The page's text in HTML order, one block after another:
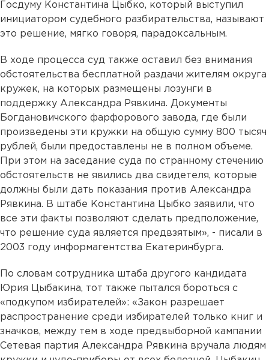
Госдуму Константина Цыбко, который выступил
инициатором судебного разбирательства, называют
это решение, мягко говоря, парадоксальным.
В ходе процесса суд также оставил без внимания
обстоятельства бесплатной раздачи жителям округа
кружек, на которых размещены лозунги в
поддержку Александра Рявкина. Документы
Богдановичского фарфорового завода, где были
произведены эти кружки на общую сумму 800 тысяч
рублей, были предоставлены не в полном объеме.
При этом на заседание суда по странному стечению
обстоятельств не явились два свидетеля, которые
должны были дать показания против Александра
Рявкина. В штабе Константина Цыбко заявили, что
все эти факты позволяют сделать предположение,
что решение суда является предвзятым», - писали в
2003 году информагентства Екатеринбурга.
По словам сотрудника штаба другого кандидата
Юрия Цыбакина, тот также пытался бороться с
«подкупом избирателей»: «Закон разрешает
распространение среди избирателей только книг и
значков, между тем в ходе предвыборной кампании
Сетевая партия Александра Рявкина вручала людям